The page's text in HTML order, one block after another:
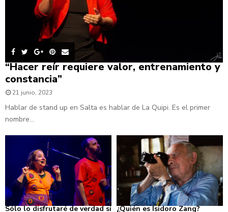
“Hacer reír requiere valor, entrenamiento y
constancia”
21 junio, 2023
Hablar de stand up en Salta es hablar de La Quipi. Es el primer
nombre...
Sólo lo disfrutaré de verdad si ¿Quién es Isidoro Zang?